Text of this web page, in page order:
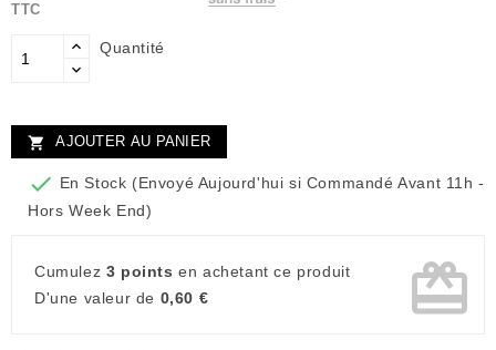
TTC
Quantité
 AJOUTER AU PANIER
 En Stock (Envoyé Aujourd'hui si Commandé Avant 11h -
Hors Week End)
Cumulez 3 points en achetant ce produit
D'une valeur de 0,60 € card_giftcard